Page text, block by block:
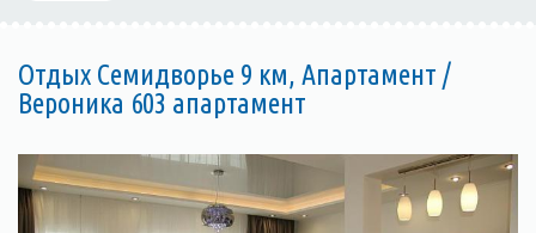
Отдых Семидворье 9 км, Апартамент /
Вероника 603 апартамент